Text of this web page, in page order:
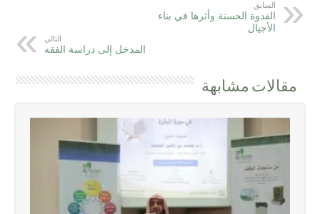
السابق
القدوة الحسنة وأثرها في بناء
الأجيال
التالي
المدخل إلى دراسة الفقه
مقالات مشابهة